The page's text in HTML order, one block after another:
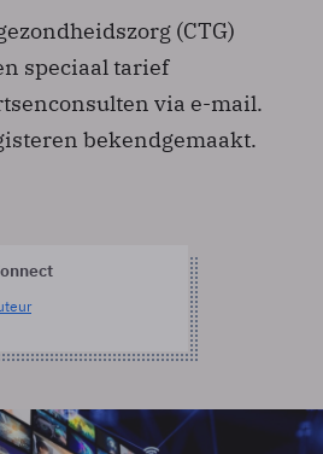
(CTG)
speciaal tarief
via e-mail.
bekendgemaakt.